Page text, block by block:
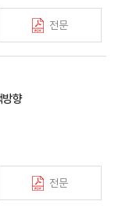
들형 상품이나
및 서비스를
형으로 대응할
한 채널을 통해
가입상담 및
필요가 있음
표준화하고,
의 보험금 청구
식별을 위한
고려할 필요가
해서는 현재가
의 중요성(예산,
예상하고 있다고
정책의 중요성에
으로 나타났으나
보험 CEO들을
성에 대해서도
문과 마찬가지로
생명보험의 경우
급여화’ 과정에서
이 발생하는 등
장애 요인으로
수요에 심각한
료보험 공급이
험료율 인상으로
여 항목에서 가격
손해율은 오히려
전문
연금, 연금저축
며, 이를 위해
확대가 필요함
성을 고려할 때
DB형) 시장으로
적에 따라 근로
향
전문